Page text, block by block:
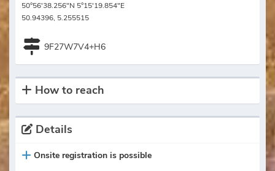
50°56'38.256"N 5°15'19.854"E
50.94396, 5.255515
9F27W7V4+H6
How to reach
Details
Onsite registration is possible